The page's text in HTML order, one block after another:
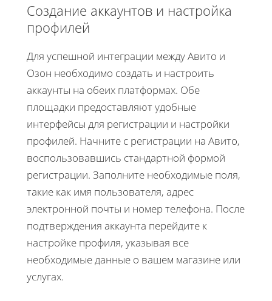
Создание аккаунтов и настройка
профилей
Для успешной интеграции между Авито и
Озон необходимо создать и настроить
аккаунты на обеих платформах. Обе
площадки предоставляют удобные
интерфейсы для регистрации и настройки
профилей. Начните с регистрации на Авито,
воспользовавшись стандартной формой
регистрации. Заполните необходимые поля,
такие как имя пользователя, адрес
электронной почты и номер телефона. После
подтверждения аккаунта перейдите к
настройке профиля, указывая все
необходимые данные о вашем магазине или
услугах.